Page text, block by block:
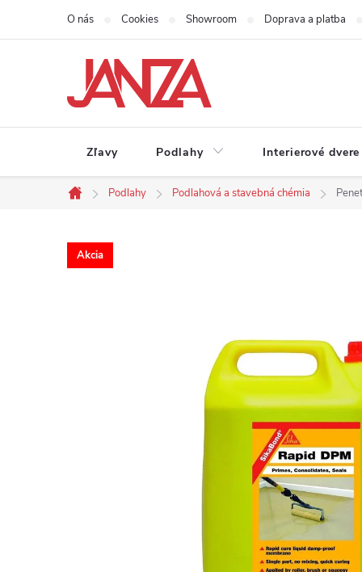
Prejsť na obsah
O nás Cookies Showroom Doprava a platba
Zľavy Podlahy Interierové dvere
Domov
Podlahy Podlahová a stavebná chémia
Akcia